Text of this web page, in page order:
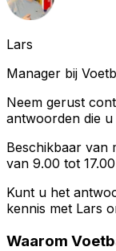
Lars
Manager bij
Neem gerust
antwoorden die u
Beschikbaar van
van 9.00 tot
Kunt u het
kennis met Lars
Waarom